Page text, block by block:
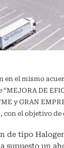
en el mismo
DE
y GRAN
el objetivo
de tipo
supuesto un